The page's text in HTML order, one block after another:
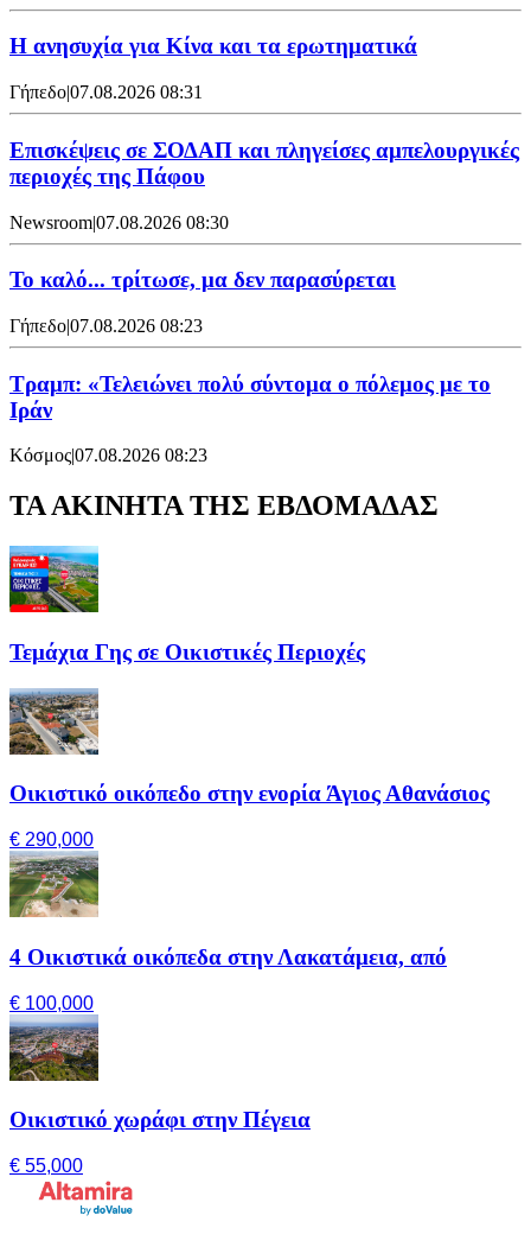
Η ανησυχία για Κίνα και τα ερωτηματικά
Γήπεδο|07.08.2026 08:31
Επισκέψεις σε ΣΟΔΑΠ και πληγείσες αμπελουργικές
περιοχές της Πάφου
Newsroom|07.08.2026 08:30
Το καλό... τρίτωσε, μα δεν παρασύρεται
Γήπεδο|07.08.2026 08:23
Τραμπ: «Τελειώνει πολύ σύντομα ο πόλεμος με το
Ιράν
Κόσμος|07.08.2026 08:23
ΤΑ ΑΚΙΝΗΤΑ ΤΗΣ ΕΒΔΟΜΑΔΑΣ
Τεμάχια Γης σε Οικιστικές Περιοχές
Οικιστικό οικόπεδο στην ενορία Άγιος Αθανάσιος
€ 290,000
4 Οικιστικά οικόπεδα στην Λακατάμεια, από
€ 100,000
Οικιστικό χωράφι στην Πέγεια
€ 55,000